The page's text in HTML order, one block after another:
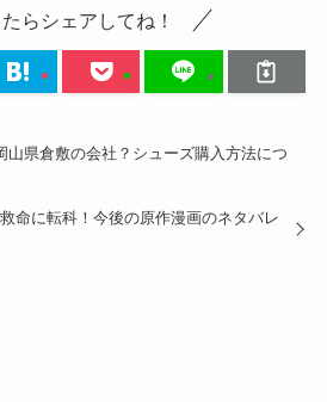
らシェアしてね！
山県倉敷の会社？シューズ購入方法につ
命に転科！今後の原作漫画のネタバレ